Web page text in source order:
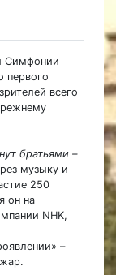
Симфонии
первого
всего
братьями –
музыку и
250
он на
NHK,
–